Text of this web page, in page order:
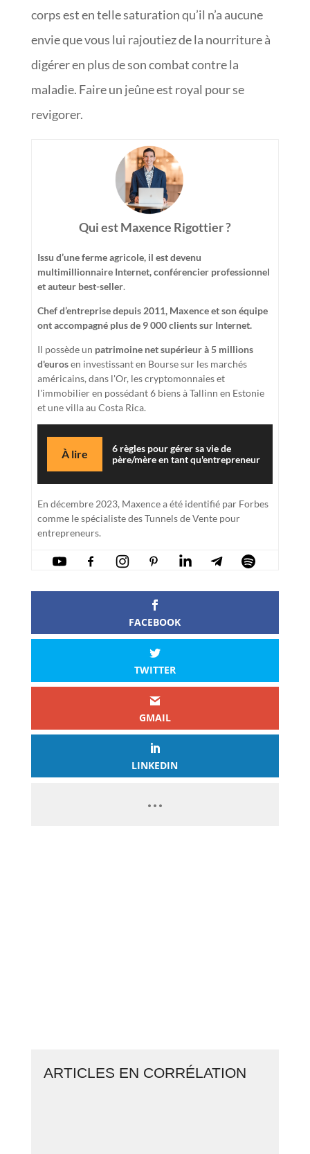
corps est en telle saturation qu’il n’a aucune
envie que vous lui rajoutiez de la nourriture à
digérer en plus de son combat contre la
maladie. Faire un jeûne est royal pour se
revigorer.
Qui est Maxence Rigottier ?
Issu d’une ferme agricole, il est devenu
multimillionnaire Internet, conférencier professionnel
et auteur best-seller.
Chef d’entreprise depuis 2011, Maxence et son équipe
ont accompagné plus de 9 000 clients sur Internet.
Il possède un patrimoine net supérieur à 5 millions
d'eurosen investissant en Bourse sur les marchés
américains, dans l'Or, les cryptomonnaies et
l'immobilier en possédant 6 biens à Tallinn en Estonie
et une villa au Costa Rica.
À lire
6 règles pour gérer sa vie de
père/mère en tant qu'entrepreneur
En décembre 2023, Maxence a été identifié par Forbes
comme le spécialiste des Tunnels de Vente pour
entrepreneurs.
FACEBOOK
TWITTER
GMAIL
LINKEDIN
ARTICLES EN CORRÉLATION